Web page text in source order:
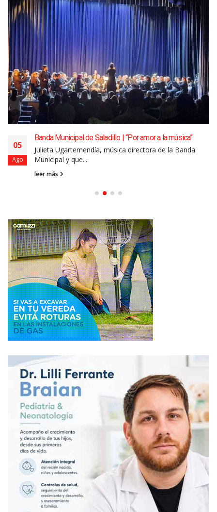
05
Ago
Banda Municipal de Saladillo | “Por amor a la música”
Julieta Ugartemendía, música directora de la Banda
Municipal y que...
leer más